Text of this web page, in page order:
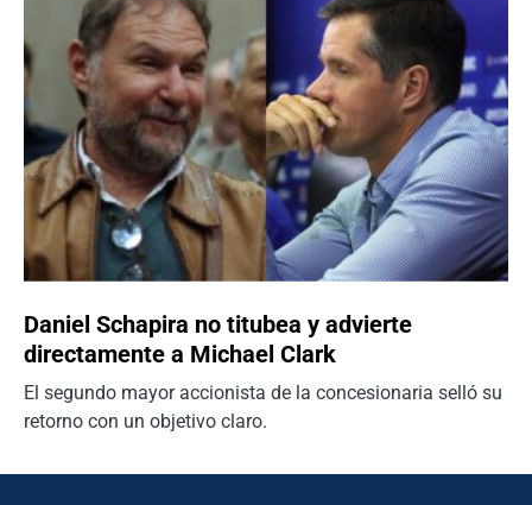
Daniel Schapira no titubea y advierte
directamente a Michael Clark
El segundo mayor accionista de la concesionaria selló su
retorno con un objetivo claro.